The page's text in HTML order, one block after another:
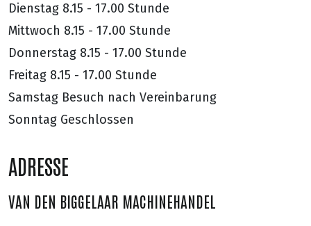
Dienstag 8.15 - 17.00 Stunde
Mittwoch 8.15 - 17.00 Stunde
Donnerstag 8.15 - 17.00 Stunde
Freitag 8.15 - 17.00 Stunde
Samstag Besuch nach Vereinbarung
Sonntag Geschlossen
ADRESSE
VAN DEN BIGGELAAR MACHINEHANDEL